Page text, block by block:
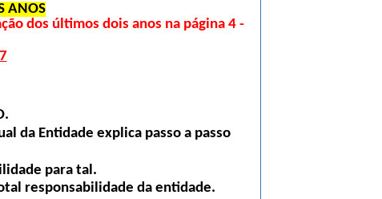
ANOS
dos últimos dois anos na página 4 -
.
da Entidade explica passo a passo
para tal.
responsabilidade da entidade.